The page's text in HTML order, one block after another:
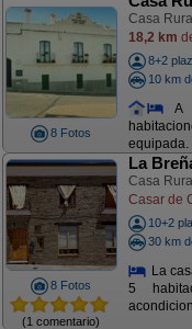
8 Fotos
Casa
18,2 km
8+2
10 km
A
equipada.
8 Fotos
(1 comentario)
La
Casa
Casar de
10+2
30 km
La
5